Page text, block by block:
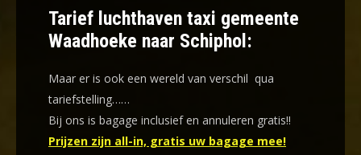
Tarief luchthaven taxi gemeente
Waadhoeke naar Schiphol:
Maar er is ook een wereld van verschil qua
tariefstelling……
Bij ons is bagage inclusief en annuleren gratis!!
Prijzen zijn all-in, gratis uw bagage mee!